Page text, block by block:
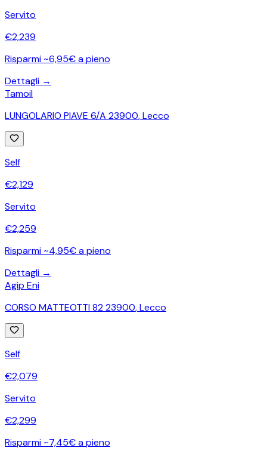
Servito
€2,239
Risparmi ~6,95€ a pieno
Dettagli →
Tamoil
LUNGOLARIO PIAVE 6/A 23900,Lecco
Self
€2,129
Servito
€2,259
Risparmi ~4,95€ a pieno
Dettagli →
Agip Eni
CORSO MATTEOTTI 82 23900,Lecco
Self
€2,079
Servito
€2,299
Risparmi ~7,45€ a pieno